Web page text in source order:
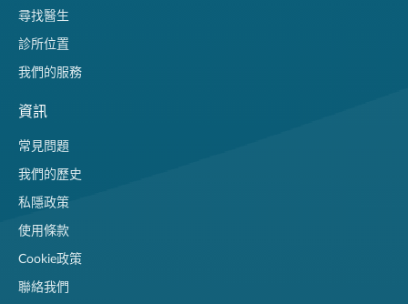
尋找醫生
診所位置
我們的服務
資訊
常見問題
我們的歷史
私隱政策
使用條款
Cookie政策
聯絡我們